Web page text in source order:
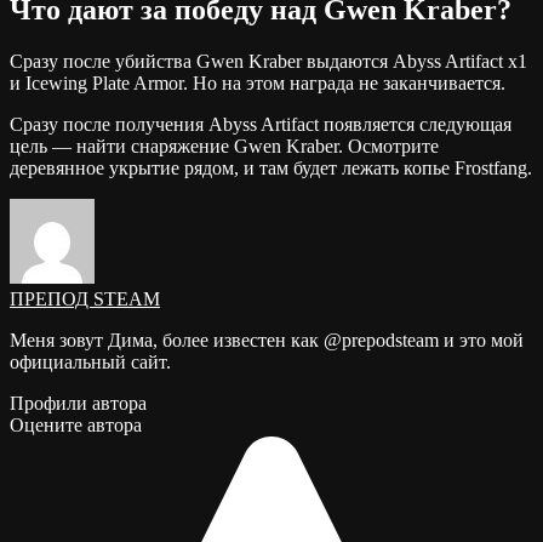
Что дают за победу над Gwen Kraber?
Сразу после убийства Gwen Kraber выдаются Abyss Artifact x1
и Icewing Plate Armor. Но на этом награда не заканчивается.
Сразу после получения Abyss Artifact появляется следующая
цель — найти снаряжение Gwen Kraber. Осмотрите
деревянное укрытие рядом, и там будет лежать копье Frostfang.
ПРЕПОД STEAM
Меня зовут Дима, более известен как @prepodsteam и это мой
официальный сайт.
Профили автора
Оцените автора